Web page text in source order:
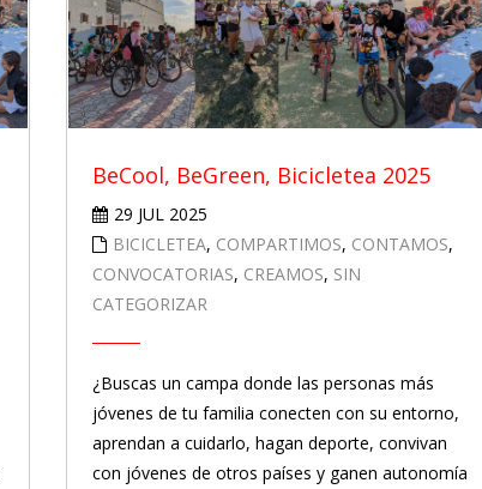
BeCool, BeGreen, Bicicletea 2025
29 JUL 2025
BICICLETEA, COMPARTIMOS, CONTAMOS,
CONVOCATORIAS, CREAMOS, SIN
CATEGORIZAR
¿Buscas un campa donde las personas más
jóvenes de tu familia conecten con su entorno,
aprendan a cuidarlo, hagan deporte, convivan
con jóvenes de otros países y ganen autonomía